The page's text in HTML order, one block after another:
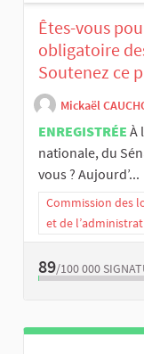
Êtes-vous
obligatoire
Soutenez ce
Mickaël
ENREGISTRÉE À
nationale, du
vous ? Aujourd’...
Commission des
et de
89/100 000